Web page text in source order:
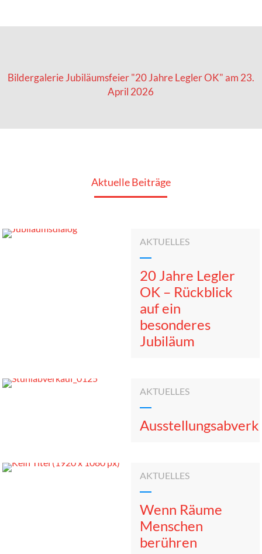
Bildergalerie Jubiläumsfeier "20 Jahre Legler OK" am 23.
April 2026
Aktuelle Beiträge
AKTUELLES
20 Jahre Legler
OK – Rückblick
auf ein
besonderes
Jubiläum
AKTUELLES
AKTUELLES
Wenn Räume
Menschen
berühren